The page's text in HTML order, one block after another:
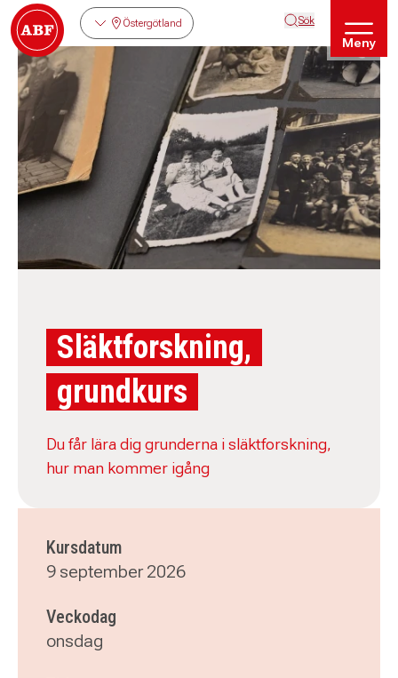
Östergötland Sök
Meny
Släktforskning,
grundkurs
Du får lära dig grunderna i släktforskning,
hur man kommer igång
Kursdatum
9 september 2026
Veckodag
onsdag